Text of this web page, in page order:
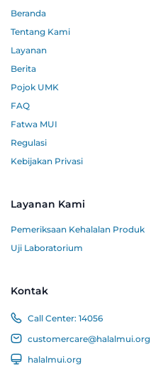
Beranda
Tentang Kami
Layanan
Berita
Pojok UMK
FAQ
Fatwa MUI
Regulasi
Kebijakan Privasi
Layanan Kami
Pemeriksaan Kehalalan Produk
Uji Laboratorium
Kontak
Call Center: 14056
customercare@halalmui.org
halalmui.org